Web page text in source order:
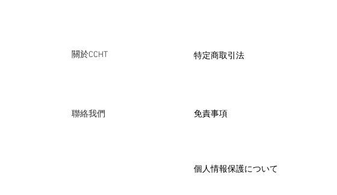
關於CCHT
聯絡我們
​特定商取引法
免責事項
個人情報保護について